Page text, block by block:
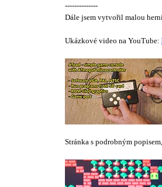
--------------
Dále jsem vytvořil malou
Ukázkové video na YouTube:
Stránka s podrobným